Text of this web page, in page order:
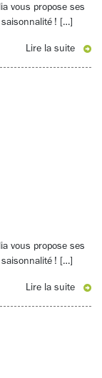
vous propose ses
! […]
Lire la suite
vous propose ses
! […]
Lire la suite